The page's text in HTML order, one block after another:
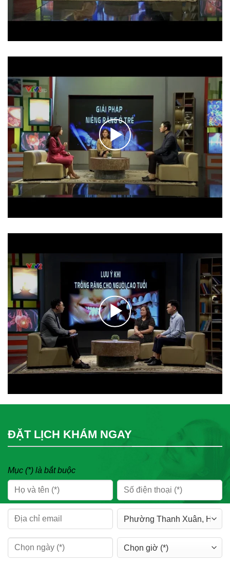
ĐẶT LỊCH KHÁM NGAY
Mục (*) là bắt buộc